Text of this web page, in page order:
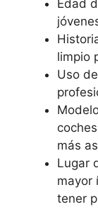
Edad
limpio
Uso
más
Lugar
mayor
tener